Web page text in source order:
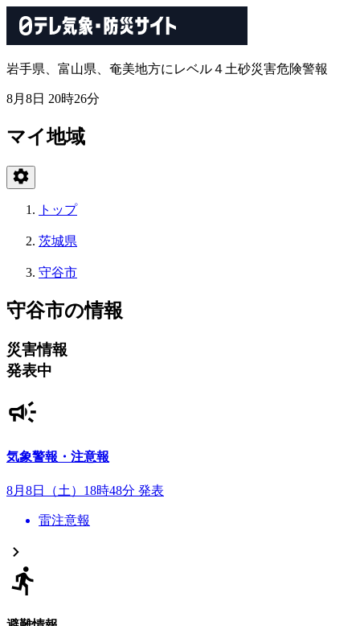
岩手県、富山県、奄美地方にレベル４土砂災害危険警報
8月8日 20時26分
マイ地域
トップ
茨城県
守谷市
守谷市の情報
災害情報
発表中
気象警報・注意報
8月8日（土）18時48分 発表
雷注意報